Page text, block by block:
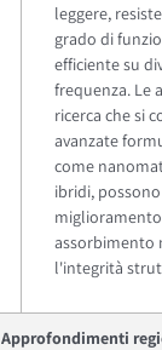
leggere,
grado di
efficiente su
frequenza. Le
ricerca che si
avanzate
come
ibridi,
assorbimento
l'integrità
Approfondimenti